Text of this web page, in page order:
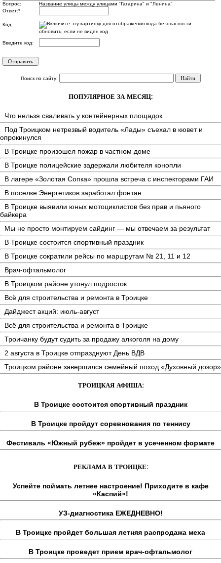
Вопрос:
Название улицы между улицами "Гагарина" и "Ленина"
Ответ:*
Код:
обновить, если не виден код
Введите код:
Поиск по сайту:
ПОПУЛЯРНОЕ ЗА МЕСЯЦ:
Что нельзя сваливать у контейнерных площадок
Под Троицком нетрезвый водитель «Лады» съехал в кювет и
опрокинулся
В Троицке произошел пожар в частном доме
В Троицке полицейские задержали любителя конопли
В лагере «Золотая Сопка» прошла встреча с инспекторами ГАИ
В поселке Энергетиков заработал фонтан
В Троицке выявили юных мотоциклистов без прав и пьяного
байкера
Мы не просто монтируем сайдинг — мы отвечаем за результат
В Троицке состоится спортивный праздник
В Троицке сократили рейсы по маршрутам № 21, 11 и 12
Врач-офтальмолог
В Троицком районе утонул подросток
Всё для строительства и ремонта в Троицке
Дайджест акций: июль-август
Всё для строительства и ремонта в Троицке
Троичанку будут судить за продажу алкоголя на дому
2 августа в Троицке отпразднуют День ВДВ
Троицком районе завершился семейный поход «Духовный дозор»
ТРОИЦКАЯ АФИША:
В Троицке состоится спортивный праздник
В Троицке пройдут соревнования по теннису
Фестиваль «Южный рубеж» пройдет в усеченном формате
РЕКЛАМА В ТРОИЦКЕ:
Успейте поймать летнее настроение! Приходите в кафе
«Каспий»!
УЗ-диагностика ЕЖЕДНЕВНО!
В Троицке пройдет большая летняя распродажа меха
В Троицке проведет прием врач-офтальмолог